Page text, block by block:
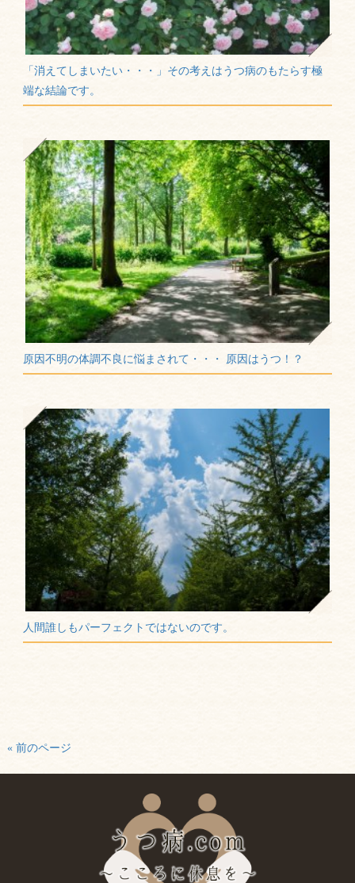
「消えてしまいたい・・・」その考えはうつ病のもたらす極
端な結論です。
原因不明の体調不良に悩まされて・・・ 原因はうつ！？
人間誰しもパーフェクトではないのです。
« 前のページ